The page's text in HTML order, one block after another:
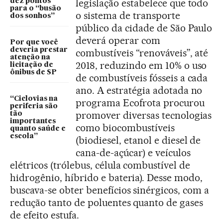
para o “busão
dos sonhos”
Por que você
deveria prestar
atenção na
licitação de
ônibus de SP
“Ciclovias na
periferia são
tão
importantes
quanto saúde e
escola”
legislação estabelece que todo
o sistema de transporte
público da cidade de São Paulo
deverá operar com
combustíveis “renováveis”, até
2018, reduzindo em 10% o uso
de combustíveis fósseis a cada
ano. A estratégia adotada no
programa Ecofrota procurou
promover diversas tecnologias
como biocombustíveis
(biodiesel, etanol e diesel de
cana-de-açúcar) e veículos
elétricos (trólebus, célula combustível de
hidrogênio, híbrido e bateria). Desse modo,
buscava-se obter benefícios sinérgicos, com a
redução tanto de poluentes quanto de gases
de efeito estufa.